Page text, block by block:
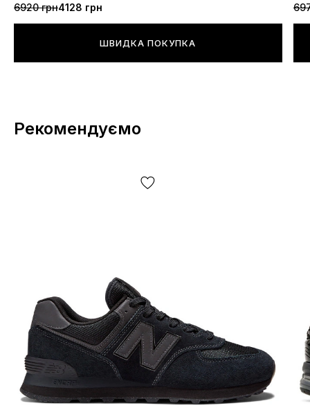
6920 грн4128 грн
ШВИДКА ПОКУПКА
Рекомендуємо